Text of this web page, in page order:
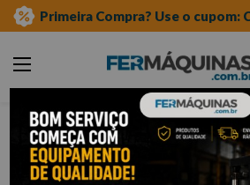
Primeira Compra? Use o cupom: